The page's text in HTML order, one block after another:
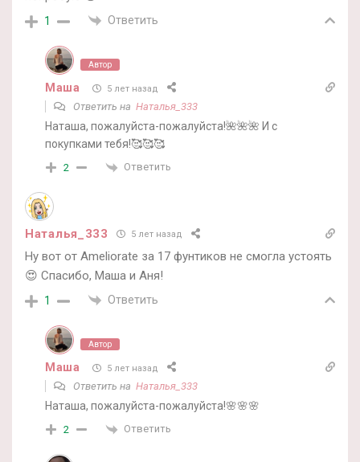
1 Ответить
Автор
Маша 5 лет назад
Ответить на Наталья_333
Наташа, пожалуйста-пожалуйста!🌺🌺🌺 И с
покупками тебя!🥰🥰🥰
2 Ответить
Наталья_333 5 лет назад
Ну вот от Ameliorate за 17 фунтиков не смогла устоять
😍 Спасибо, Маша и Аня!
1 Ответить
Автор
Маша 5 лет назад
Ответить на Наталья_333
Наташа, пожалуйста-пожалуйста!🌸🌸🌸
2 Ответить